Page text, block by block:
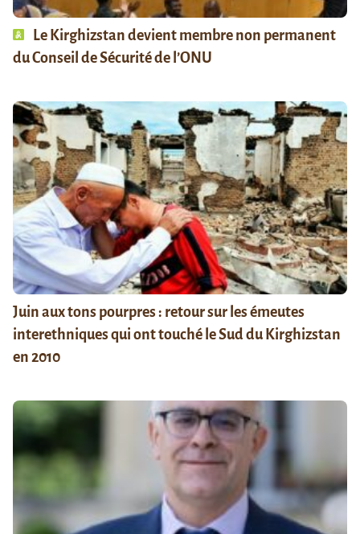
Le Kirghizstan devient membre non permanent
du Conseil de Sécurité de l’ONU
Juin aux tons pourpres : retour sur les émeutes
interethniques qui ont touché le Sud du Kirghizstan
en 2010